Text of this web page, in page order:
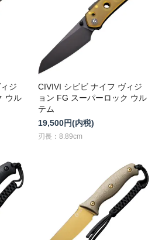
ジ
ウル
CIVIVI シビビ ナイフ ヴィジ
ョン FG スーパーロック ウル
テム
19,500円(内税)
刃長：8.89cm